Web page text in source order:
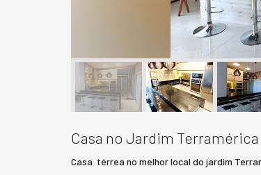
Casa no Jardim
Casa térrea no melhor local do jardim